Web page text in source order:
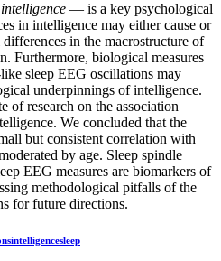
intelligence — is a key psychological
in intelligence may either cause or
in the macrostructure of
Furthermore, biological measures
sleep EEG oscillations may
underpinnings of intelligence.
of research on the association
We concluded that the
but consistent correlation with
by age. Sleep spindle
EEG measures are biomarkers of
methodological pitfalls of the
for future directions.
intelligencesleep